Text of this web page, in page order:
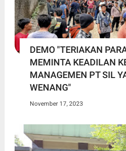
DEMO "TERIAKAN
MEMINTA KEADILAN
MANAGEMEN PT SIL
WENANG"
November 17, 2023